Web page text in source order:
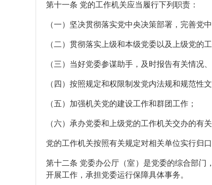
第十一条 党的工作机关应当履行下列职责：
（一）坚决贯彻落实党中央决策部署，完善党
（二）贯彻落实上级和本级党委以及上级党的
（三）当好党委参谋助手，及时报告有关情况
（四）按照规定和权限制发党内法规和规范性
（五）加强机关党的建设工作和群团工作；
（六）承办党委和上级党的工作机关交办的有关
党的工作机关按照有关规定对相关单位实行归
第十二条 党委办公厅（室）是党委的综合部门
开展工作，承担党委运行保障具体事务。